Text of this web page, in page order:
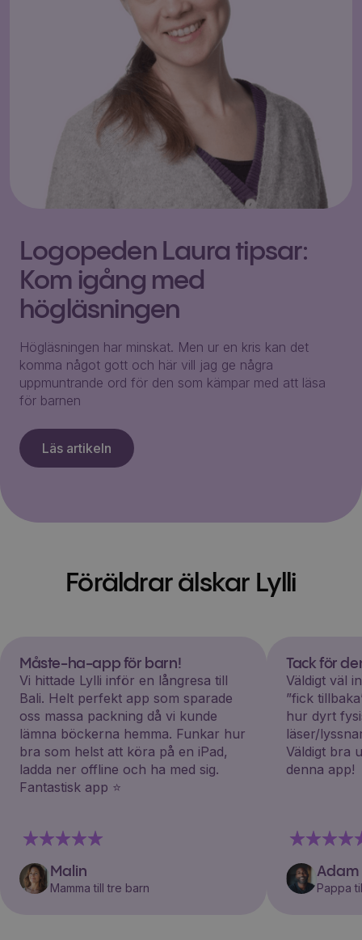
Logopeden Laura tipsar:
Kom igång med
högläsningen
Högläsningen har minskat. Men ur en kris kan det
komma något gott och här vill jag ge några
uppmuntrande ord för den som kämpar med att läsa
för barnen
Läs artikeln
Föräldrar älskar Lylli
Måste-ha-app för barn!
Vi hittade Lylli inför en långresa till
Bali. Helt perfekt app som sparade
oss massa packning då vi kunde
lämna böckerna hemma. Funkar hur
bra som helst att köra på en iPad,
ladda ner offline och ha med sig.
Fantastisk app ⭐️
Malin
Mamma till tre barn
Tack för
Väldigt väl
”fick
hur dyrt
läser/
Väldigt bra
denna app!
Adam
Pappa